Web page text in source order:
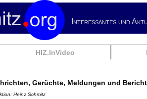
Interessantes und
HIZ.InVideo
Gerüchte, Meldungen und
Heinz Schmitz